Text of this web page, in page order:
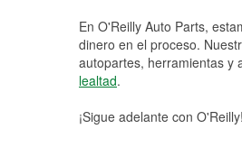
En O'Reilly Auto Parts,
dinero en el proceso.
autopartes, herramientas y
lealtad.
¡Sigue adelante con O'Reilly!